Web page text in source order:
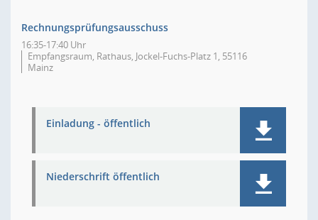
Rechnungsprüfungsausschuss
16:35-17:40 Uhr
Empfangsraum, Rathaus, Jockel-Fuchs-Platz 1, 55116
Mainz
Einladung - öffentlich
Niederschrift öffentlich